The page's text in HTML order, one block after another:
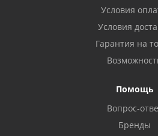
Условия
Условия
Гарантия на
Помощь
Вопрос-
Бренды